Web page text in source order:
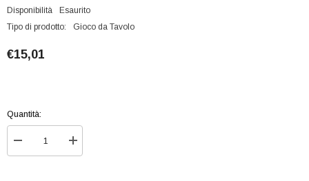
Disponibilità
Esaurito
Tipo di prodotto:
Gioco da Tavolo
€15,01
Quantità:
Diminuisci
quantità
Aumenta
quantità